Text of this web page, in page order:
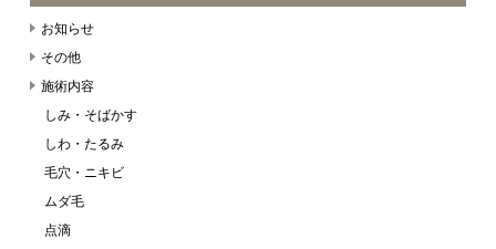
お知らせ
その他
施術内容
しみ・そばかす
しわ・たるみ
毛穴・ニキビ
ムダ毛
点滴